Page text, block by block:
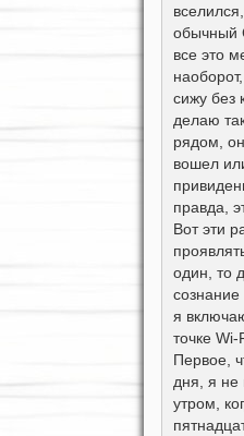
обычный
все это
сижу без
делаю
рядом,
вошел
правда,
Вот эти
один, то
я
точке
Первое,
дня, я не
утром,